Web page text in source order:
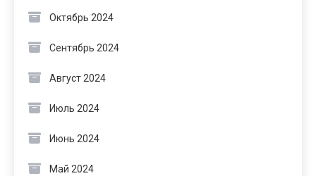
Октябрь 2024
Сентябрь 2024
Август 2024
Июль 2024
Июнь 2024
Май 2024